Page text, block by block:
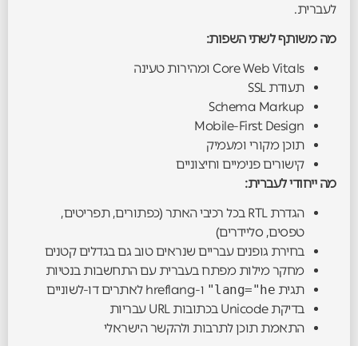
לעברית.
מה משותף לשתי השפות:
Core Web Vitals ומהירות טעינה
תעודת SSL
Schema Markup
Mobile-First Design
תוכן מקורי ומעמיק
קישורים פנימיים וחיצוניים
מה ייחודי לעברית:
הגדרת RTL בכל רכיבי האתר (כפתורים, תפריטים,
טפסים, סליידרים)
בחירת גופנים עבריים שנראים טוב גם בגדלים קטנים
מחקר מילות מפתח בעברית עם התחשבות בנטיות
תגית lang="he"
ו-hreflang לאתרים דו-לשוניים
בדיקת Unicode בכתובות URL עבריות
התאמת תוכן לתרבות ולהקשר הישראלי